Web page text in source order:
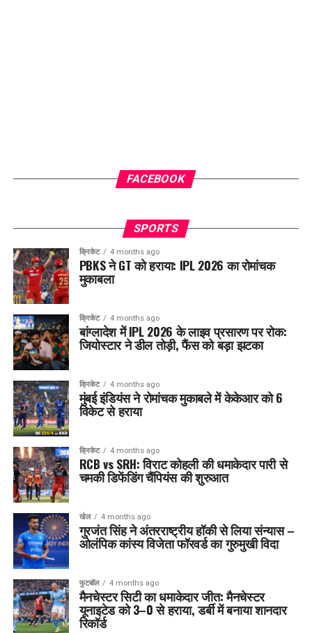
FACEBOOK
SPORTS
क्रिकेट 4 months ago
PBKS ने GT को हराया: IPL 2026 का रोमांचक
मुकाबला
क्रिकेट 4 months ago
बांग्लादेश में IPL 2026 के लाइव प्रसारण पर रोक:
जियोस्टार ने डील तोड़ी, फैंस को बड़ा झटका
क्रिकेट 4 months ago
मुंबई इंडियंस ने रोमांचक मुकाबले में केकेआर को 6
विकेट से हराया
क्रिकेट 4 months ago
RCB vs SRH: विराट कोहली की धमाकेदार पारी से
चमकी डिफेंडिंग चैंपियंस की शुरुआत
खेल 4 months ago
गुरजंत सिंह ने अंतरराष्ट्रीय हॉकी से लिया संन्यास –
ओलंपिक कांस्य विजेता फॉरवर्ड का गुरुमुखी विदा
फुटबॉल 4 months ago
मैनचेस्टर सिटी का धमाकेदार जीत: मैनचेस्टर
यूनाइटेड को 3–0 से हराया, डर्बी में बनाया शानदार
रिकॉर्ड